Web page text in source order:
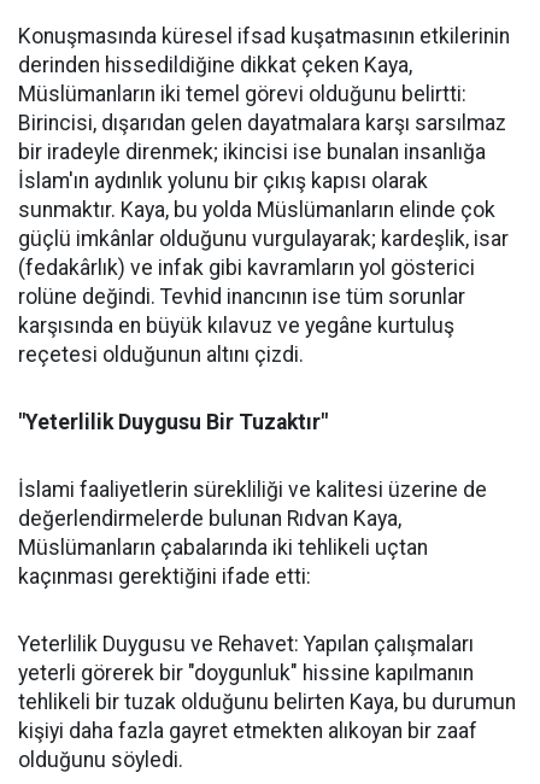
Konuşmasında küresel ifsad kuşatmasının etkilerinin
derinden hissedildiğine dikkat çeken Kaya,
Müslümanların iki temel görevi olduğunu belirtti:
Birincisi, dışarıdan gelen dayatmalara karşı sarsılmaz
bir iradeyle direnmek; ikincisi ise bunalan insanlığa
İslam'ın aydınlık yolunu bir çıkış kapısı olarak
sunmaktır. Kaya, bu yolda Müslümanların elinde çok
güçlü imkânlar olduğunu vurgulayarak; kardeşlik, isar
(fedakârlık) ve infak gibi kavramların yol gösterici
rolüne değindi. Tevhid inancının ise tüm sorunlar
karşısında en büyük kılavuz ve yegâne kurtuluş
reçetesi olduğunun altını çizdi.
"Yeterlilik Duygusu Bir Tuzaktır"
İslami faaliyetlerin sürekliliği ve kalitesi üzerine de
değerlendirmelerde bulunan Rıdvan Kaya,
Müslümanların çabalarında iki tehlikeli uçtan
kaçınması gerektiğini ifade etti:
Yeterlilik Duygusu ve Rehavet: Yapılan çalışmaları
yeterli görerek bir "doygunluk" hissine kapılmanın
tehlikeli bir tuzak olduğunu belirten Kaya, bu durumun
kişiyi daha fazla gayret etmekten alıkoyan bir zaaf
olduğunu söyledi.